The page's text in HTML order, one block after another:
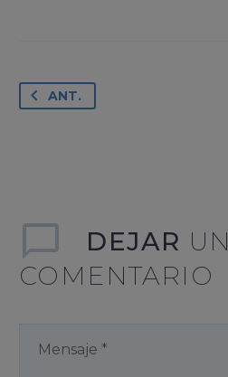
ANT.
DEJAR UN
COMENTARIO